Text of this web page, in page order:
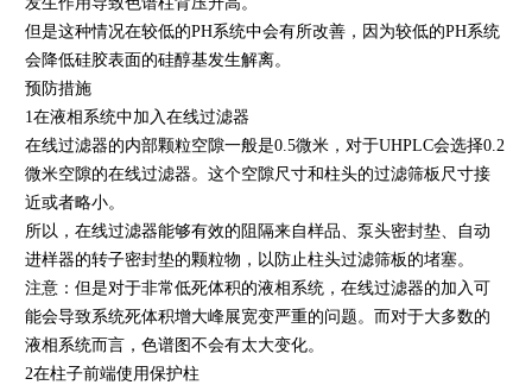
但是这种情况在较低的PH系统中会有所改善，因为较低的PH系统
会降低硅胶表面的硅醇基发生解离。
预防措施
1在液相系统中加入在线过滤器
在线过滤器的内部颗粒空隙一般是0.5微米，对于UHPLC会选择0.2
微米空隙的在线过滤器。这个空隙尺寸和柱头的过滤筛板尺寸接
近或者略小。
所以，在线过滤器能够有效的阻隔来自样品、泵头密封垫、自动
进样器的转子密封垫的颗粒物，以防止柱头过滤筛板的堵塞。
注意：但是对于非常低死体积的液相系统，在线过滤器的加入可
能会导致系统死体积增大峰展宽变严重的问题。而对于大多数的
液相系统而言，色谱图不会有太大变化。
2在柱子前端使用保护柱